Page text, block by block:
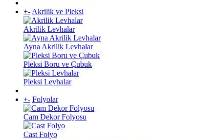
+- Akrilik ve Pleksi
Akrilik Levhalar
Ayna Akrilik Levhalar
Pleksi Boru ve Çubuk
Pleksi Levhalar
+- Folyolar
Cam Dekor Folyosu
Cast Folyo